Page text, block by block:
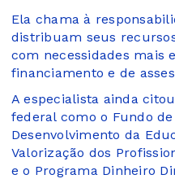
Ela chama à
distribuam seus
com necessidades mais
financiamento e de
A especialista ainda
federal como o Fundo
Desenvolvimento da
Valorização dos
e o Programa Dinheiro